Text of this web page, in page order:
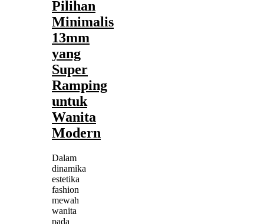
Pilihan
Minimalis
13mm
yang
Super
Ramping
untuk
Wanita
Modern
Dalam
dinamika
estetika
fashion
mewah
wanita
pada